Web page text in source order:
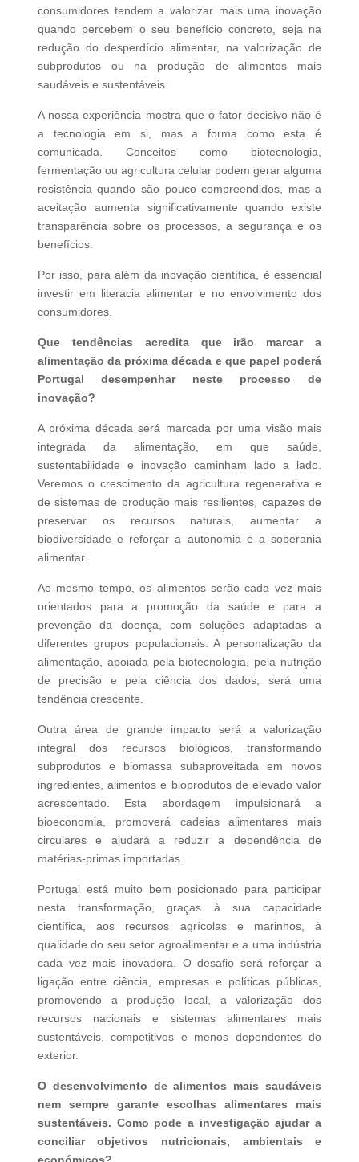
consumidores tendem a valorizar mais uma inovação
quando percebem o seu benefício concreto, seja na
redução do desperdício alimentar, na valorização de
subprodutos ou na produção de alimentos mais
saudáveis e sustentáveis.
A nossa experiência mostra que o fator decisivo não é
a tecnologia em si, mas a forma como esta é
comunicada. Conceitos como biotecnologia,
fermentação ou agricultura celular podem gerar alguma
resistência quando são pouco compreendidos, mas a
aceitação aumenta significativamente quando existe
transparência sobre os processos, a segurança e os
benefícios.
Por isso, para além da inovação científica, é essencial
investir em literacia alimentar e no envolvimento dos
consumidores.
Que tendências acredita que irão marcar a
alimentação da próxima década e que papel poderá
Portugal desempenhar neste processo de
inovação?
A próxima década será marcada por uma visão mais
integrada da alimentação, em que saúde,
sustentabilidade e inovação caminham lado a lado.
Veremos o crescimento da agricultura regenerativa e
de sistemas de produção mais resilientes, capazes de
preservar os recursos naturais, aumentar a
biodiversidade e reforçar a autonomia e a soberania
alimentar.
Ao mesmo tempo, os alimentos serão cada vez mais
orientados para a promoção da saúde e para a
prevenção da doença, com soluções adaptadas a
diferentes grupos populacionais. A personalização da
alimentação, apoiada pela biotecnologia, pela nutrição
de precisão e pela ciência dos dados, será uma
tendência crescente.
Outra área de grande impacto será a valorização
integral dos recursos biológicos, transformando
subprodutos e biomassa subaproveitada em novos
ingredientes, alimentos e bioprodutos de elevado valor
acrescentado. Esta abordagem impulsionará a
bioeconomia, promoverá cadeias alimentares mais
circulares e ajudará a reduzir a dependência de
matérias-primas importadas.
Portugal está muito bem posicionado para participar
nesta transformação, graças à sua capacidade
científica, aos recursos agrícolas e marinhos, à
qualidade do seu setor agroalimentar e a uma indústria
cada vez mais inovadora. O desafio será reforçar a
ligação entre ciência, empresas e políticas públicas,
promovendo a produção local, a valorização dos
recursos nacionais e sistemas alimentares mais
sustentáveis, competitivos e menos dependentes do
exterior.
O desenvolvimento de alimentos mais saudáveis
nem sempre garante escolhas alimentares mais
sustentáveis. Como pode a investigação ajudar a
conciliar objetivos nutricionais, ambientais e